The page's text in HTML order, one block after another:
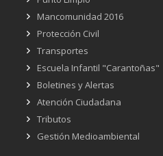
Mancomunidad 2016
Protección Civil
Transportes
Escuela Infantil "Carantoñas"
Boletines y Alertas
Atención Ciudadana
Tributos
Gestión Medioambiental